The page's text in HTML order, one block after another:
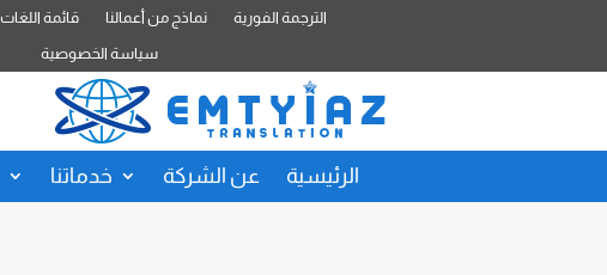
الترجمة الفورية نماذج من أعمالنا قائمة اللغات
سياسة الخصوصية
الرئيسية عن الشركة خدماتنا